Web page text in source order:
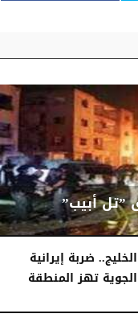
”تل أبيب”
ضربة إيرانية
تهز المنطقة